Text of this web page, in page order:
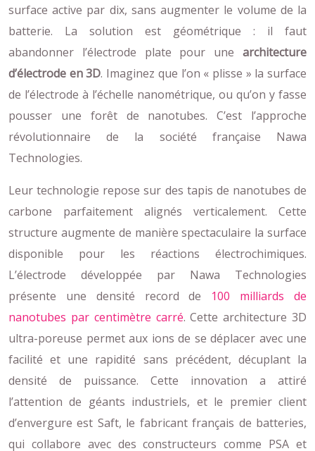
surface active par dix, sans augmenter le volume de la
batterie. La solution est géométrique : il faut
abandonner l’électrode plate pour une architecture
d’électrode en 3D. Imaginez que l’on « plisse » la surface
de l’électrode à l’échelle nanométrique, ou qu’on y fasse
pousser une forêt de nanotubes. C’est l’approche
révolutionnaire de la société française Nawa
Technologies.
Leur technologie repose sur des tapis de nanotubes de
carbone parfaitement alignés verticalement. Cette
structure augmente de manière spectaculaire la surface
disponible pour les réactions électrochimiques.
L’électrode développée par Nawa Technologies
présente une densité record de 100 milliards de
nanotubes par centimètre carré. Cette architecture 3D
ultra-poreuse permet aux ions de se déplacer avec une
facilité et une rapidité sans précédent, décuplant la
densité de puissance. Cette innovation a attiré
l’attention de géants industriels, et le premier client
d’envergure est Saft, le fabricant français de batteries,
qui collabore avec des constructeurs comme PSA et